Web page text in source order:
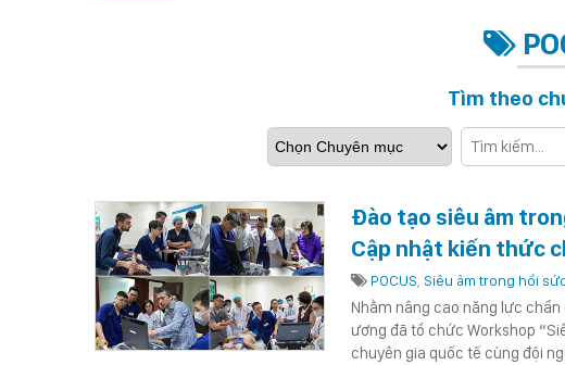
Tìm theo
Đào tạo siêu âm
Cập nhật kiến thức
nhi nặng
POCUS, Siêu âm trong hồi
Nhằm nâng cao năng lực
ương đã tổ chức Workshop
chuyên gia quốc tế cùng đội